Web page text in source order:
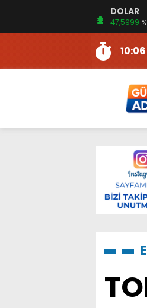
DOLAR
47,5999
12:54
16:00
10:06
13:54
13:19
7:26
14:24
13:10
13:48
12:54